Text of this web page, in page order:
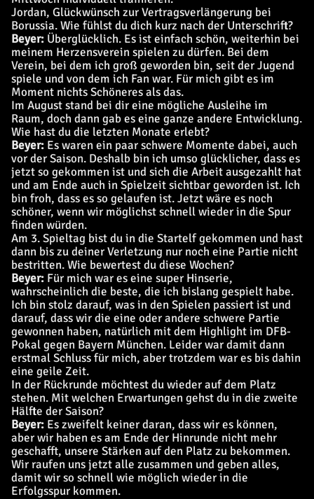
Jordan, Glückwünsch zur Vertragsverlängerung bei
Borussia. Wie fühlst du dich kurz nach der Unterschrift?
Beyer: Überglücklich. Es ist einfach schön, weiterhin bei
meinem Herzensverein spielen zu dürfen. Bei dem
Verein, bei dem ich groß geworden bin, seit der Jugend
spiele und von dem ich Fan war. Für mich gibt es im
Moment nichts Schöneres als das.
Im August stand bei dir eine mögliche Ausleihe im
Raum, doch dann gab es eine ganze andere Entwicklung.
Wie hast du die letzten Monate erlebt?
Beyer: Es waren ein paar schwere Momente dabei, auch
vor der Saison. Deshalb bin ich umso glücklicher, dass es
jetzt so gekommen ist und sich die Arbeit ausgezahlt hat
und am Ende auch in Spielzeit sichtbar geworden ist. Ich
bin froh, dass es so gelaufen ist. Jetzt wäre es noch
schöner, wenn wir möglichst schnell wieder in die Spur
finden würden.
Am 3. Spieltag bist du in die Startelf gekommen und hast
dann bis zu deiner Verletzung nur noch eine Partie nicht
bestritten. Wie bewertest du diese Wochen?
Beyer: Für mich war es eine super Hinserie,
wahrscheinlich die beste, die ich bislang gespielt habe.
Ich bin stolz darauf, was in den Spielen passiert ist und
darauf, dass wir die eine oder andere schwere Partie
gewonnen haben, natürlich mit dem Highlight im DFB-
Pokal gegen Bayern München. Leider war damit dann
erstmal Schluss für mich, aber trotzdem war es bis dahin
eine geile Zeit.
In der Rückrunde möchtest du wieder auf dem Platz
stehen. Mit welchen Erwartungen gehst du in die zweite
Hälfte der Saison?
Beyer: Es zweifelt keiner daran, dass wir es können,
aber wir haben es am Ende der Hinrunde nicht mehr
geschafft, unsere Stärken auf den Platz zu bekommen.
Wir raufen uns jetzt alle zusammen und geben alles,
damit wir so schnell wie möglich wieder in die
Erfolgsspur kommen.